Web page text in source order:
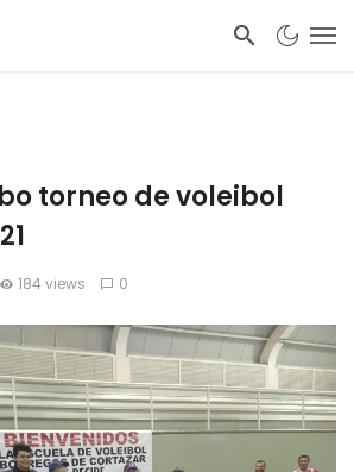
torneo de voleibol
184 views 0